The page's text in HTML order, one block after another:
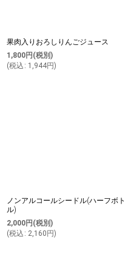
果肉入りおろしりんごジュース
1,800円 (税別)
(税込 : 1,944円)
ノンアルコールシードル(ハーフボト
ル)
2,000円 (税別)
(税込 : 2,160 円)